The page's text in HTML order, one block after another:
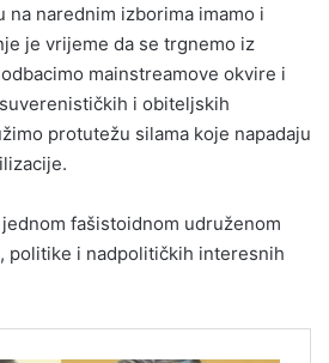
na narednim izborima imamo i
je vrijeme da se trgnemo iz
mainstreamove okvire i
i obiteljskih
protutežu silama koje napadaju
fašistoidnom udruženom
politike i nadpolitičkih interesnih